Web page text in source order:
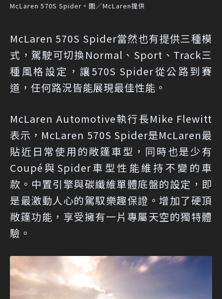
McLaren 570S Spider。圖／McLaren提供
McLaren 570S Spider當然也有提供三種模
式，駕駛可切換Normal、Sport、Track三
種風格設定，讓570S Spider從公路到賽
道，任何路況皆能展現最佳性能。
McLaren Automotive執行長Mike Flewitt
表示，McLaren 570S Spider是McLaren最
貼近日常使用的敞篷車型，同時也是少有
Coupé與Spider車型性能維持不變的車
款。中置引擎與碳纖維單體底盤的設定，即
是最激動人心的駕馭樂趣保證。增加了硬頂
敞篷功能，享受擁有一片專屬天空的獨特體
驗。